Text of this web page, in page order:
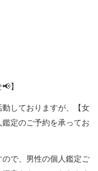
】
しておりますが、【女
定のご予約を承ってお
で、男性の個人鑑定ご